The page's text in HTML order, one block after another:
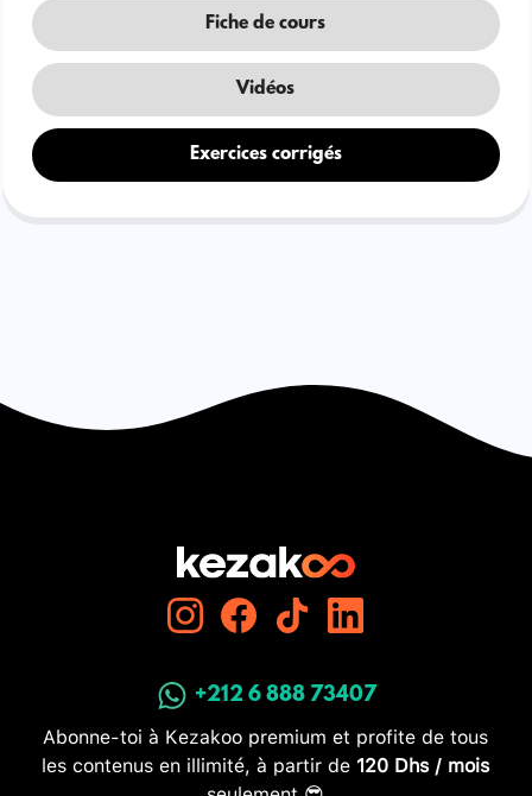
Fiche de cours
Vidéos
Exercices corrigés
+212 6 888 73407
Abonne-toi à Kezakoo premium et profite de tous
les contenus en illimité, à partir de 120 Dhs / mois